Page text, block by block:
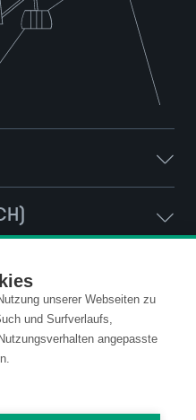
unserer Webseiten zu
und Surfverlaufs,
angepasste